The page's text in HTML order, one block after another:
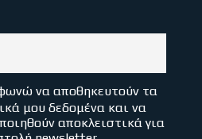
να αποθηκευτούν τα
μου δεδομένα και να
αποκλειστικά για